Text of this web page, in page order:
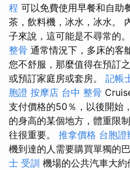
程 可以免費使用早餐和自助
茶，飲料機，冰水，冰水。
子來說，這可能是不尋常的。
整骨 通常情況下，多床的客
您不舒服，那麼值得在預訂
或預訂家庭房或套房。 記帳
胞證 按摩店 台中 整骨
支付價格的50％，以後開始
的身高的某個地方，體重限
往很重要。 推拿價格 台胞證
機到達的人需要購買單獨的
士 受訓 機場的公共汽車大